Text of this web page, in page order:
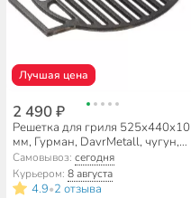
Лучшая цена
2 490 ₽
Решетка для гриля 525х440х10
мм, Гурман, DavrMetall, чугун,
рукоятка чугун, круглая
Самовывоз:сегодня
Курьером:8 августа
4.9•2 отзыва